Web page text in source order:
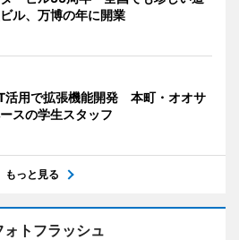
ル、万博の年に開業
活用で拡張機能開発 本町・オオサ
スの学生スタッフ
もっと見る
ォトフラッシュ